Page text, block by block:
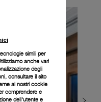
simili per
anche vari
degli
consultare il sito
ai nostri cookie
comprendere e
dell'utente e